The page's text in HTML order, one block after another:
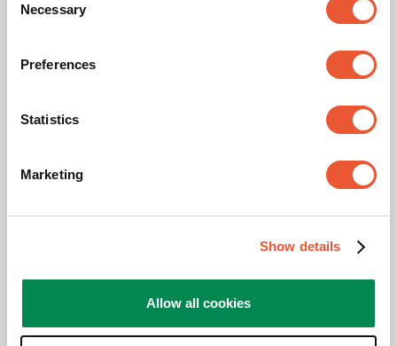
Selection
Necessary
Preferences
Statistics
Marketing
Show details
Allow all cookies
Vous cherchez un support mural TV